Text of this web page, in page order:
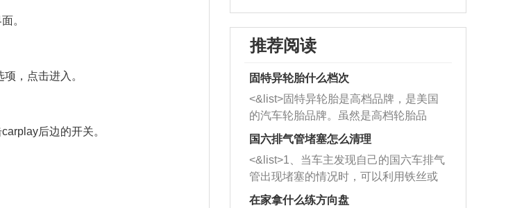
。
，点击进入。
后边的开关。
推荐阅读
固特异轮胎什么档次
<&list>固特异轮胎是高档品牌，是美国
的汽车轮胎品牌。虽然是高档轮胎品
牌，但是中高低端的轮胎都有生产，这
也是为了更好的开拓市场。
国六排气管堵塞怎么清理
<&list>1、当车主发现自己的国六车排气
管出现堵塞的情况时，可以利用铁丝或
者是细棍，直接将杂物给取出来，如果
在家拿什么练方向盘